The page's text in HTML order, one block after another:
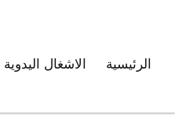
الرئيسية الاشغال اليدوية